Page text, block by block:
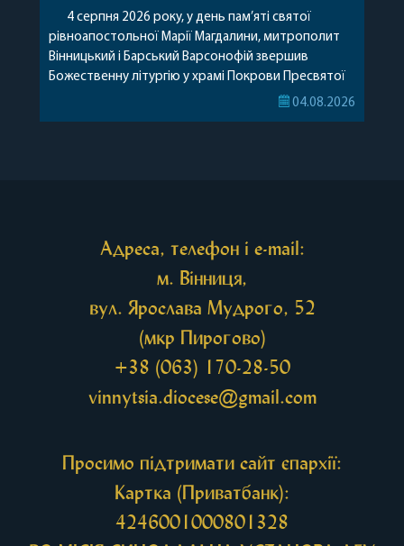
4 серпня 2026 року, у день пам’яті святої
рівноапостольної Марії Магдалини, митрополит
Вінницький і Барський Варсонофій звершив
Божественну літургію у храмі Покрови Пресвятої
Богородиці села Терешки Барського благочиння.
04.08.2026
Адреса, телефон і e-mail:
м. Вінниця,
вул. Ярослава Мудрого, 52
(мкр Пирогово)
+38 (063) 170-28-50
vinnytsia.diocese@gmail.com
Просимо підтримати сайт єпархії:
Картка (Приватбанк):
4246001000801328